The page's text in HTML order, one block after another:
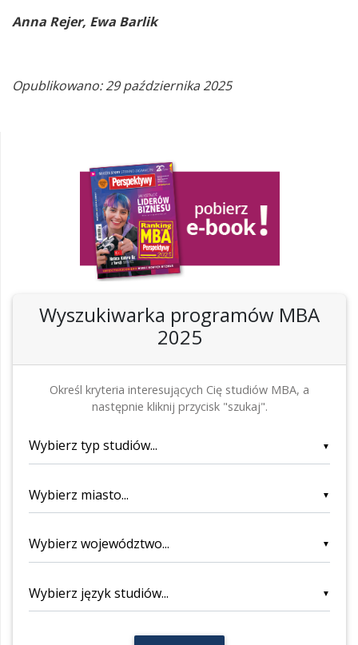
Anna Rejer, Ewa Barlik
Opublikowano: 29 października 2025
Wyszukiwarka programów MBA
2025
Określ kryteria interesujących Cię studiów MBA, a
następnie kliknij przycisk "szukaj".
▼
▼
▼
▼